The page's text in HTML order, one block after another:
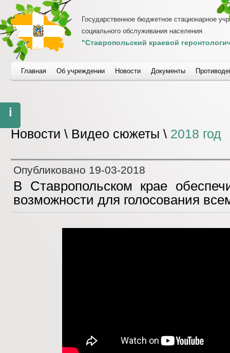
Государственное бюджетное стационарное
социального обслуживания населения
"Ставропольский краевой
i
Главная Об учреждении Новости Документы
Новости \ Видео сюжеты \ 2018 год
Опубликовано 19-03-2018
В Ставропольском крае
возможности для голосования